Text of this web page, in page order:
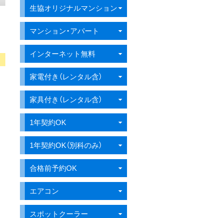
生協オリジナルマンション
マンション・アパート
インターネット無料
家電付き（レンタル含）
家具付き（レンタル含）
1年契約OK
1年契約OK（別科のみ）
合格前予約OK
エアコン
スポットクーラー